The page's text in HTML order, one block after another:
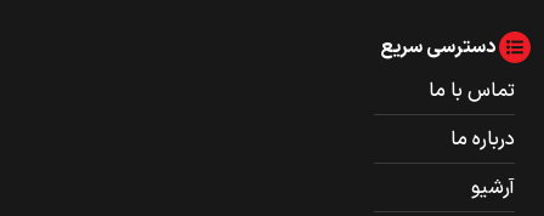
دسترسی سریع
تماس با ما
درباره ما
آرشیو